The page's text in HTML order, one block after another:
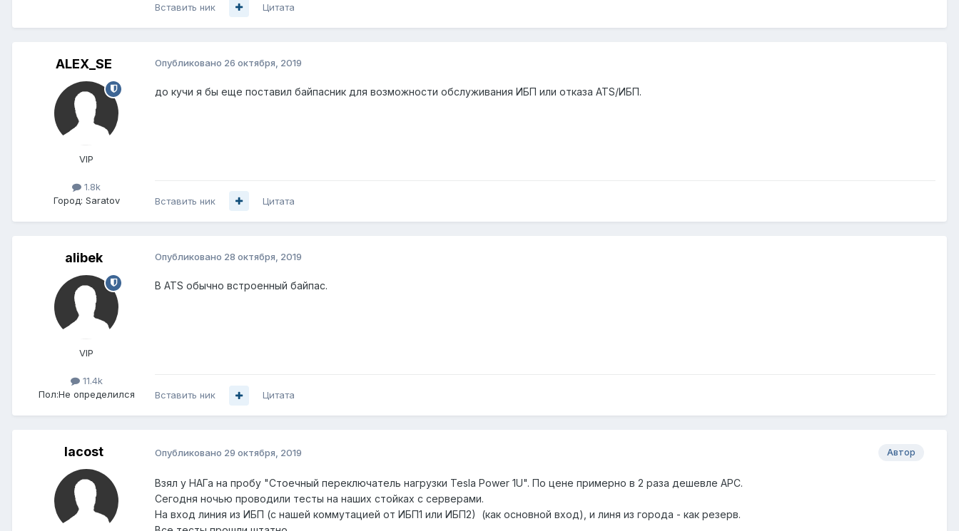
Вставить ник Цитата
ALEX_SE
VIP
1.8k
Город: Saratov
Опубликовано 26 октября, 2019
до кучи я бы еще поставил байпасник для возможности обслуживания ИБП или отказа ATS/ИБП.
Вставить ник Цитата
alibek
VIP
11.4k
Пол:Не определился
Опубликовано 28 октября, 2019
В ATS обычно встроенный байпас.
Вставить ник Цитата
lacost Автор
Опубликовано 29 октября, 2019
Взял у НАГа на пробу "Стоечный переключатель нагрузки Tesla Power 1U". По цене примерно в 2 раза дешевле APC.
Сегодня ночью проводили тесты на наших стойках с серверами.
На вход линия из ИБП (с нашей коммутацией от ИБП1 или ИБП2) (как основной вход), и линя из города - как резерв.